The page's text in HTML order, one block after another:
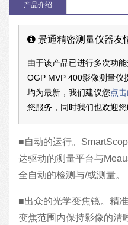
产品介绍
景通精密测量仪器友
由于该产品已进行多次功
OGP MVP 400影像测量仪
均为最新，我们建议您点
您服务，同时我们也欢迎
■自动的运行。
达驱动的测量平台与
全自动的检测与/或测量。
■出众的光学变焦镜。精
变焦范围内保持影像的清